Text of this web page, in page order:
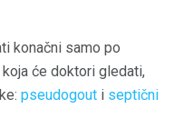
konačni samo po
će doktori gledati,
pseudogout i septični